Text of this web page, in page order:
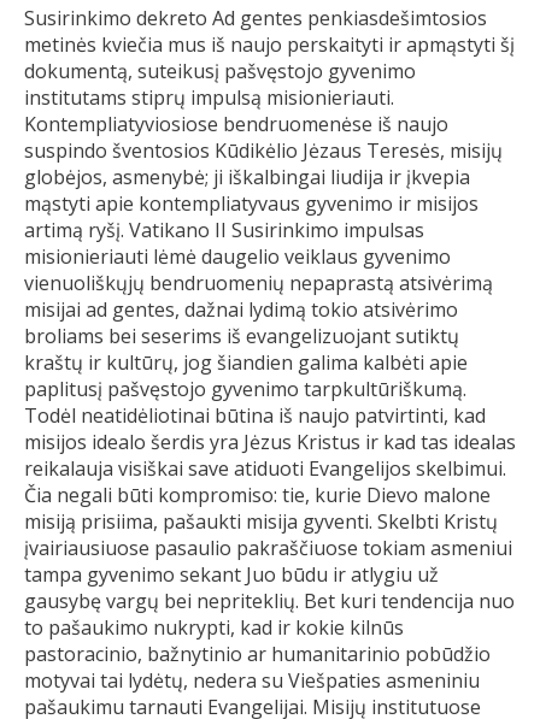
Susirinkimo dekreto Ad gentes penkiasdešimtosios
metinės kviečia mus iš naujo perskaityti ir apmąstyti šį
dokumentą, suteikusį pašvęstojo gyvenimo
institutams stiprų impulsą misionieriauti.
Kontempliatyviosiose bendruomenėse iš naujo
suspindo šventosios Kūdikėlio Jėzaus Teresės, misijų
globėjos, asmenybė; ji iškalbingai liudija ir įkvepia
mąstyti apie kontempliatyvaus gyvenimo ir misijos
artimą ryšį. Vatikano II Susirinkimo impulsas
misionieriauti lėmė daugelio veiklaus gyvenimo
vienuoliškųjų bendruomenių nepaprastą atsivėrimą
misijai ad gentes, dažnai lydimą tokio atsivėrimo
broliams bei seserims iš evangelizuojant sutiktų
kraštų ir kultūrų, jog šiandien galima kalbėti apie
paplitusį pašvęstojo gyvenimo tarpkultūriškumą.
Todėl neatidėliotinai būtina iš naujo patvirtinti, kad
misijos idealo šerdis yra Jėzus Kristus ir kad tas idealas
reikalauja visiškai save atiduoti Evangelijos skelbimui.
Čia negali būti kompromiso: tie, kurie Dievo malone
misiją prisiima, pašaukti misija gyventi. Skelbti Kristų
įvairiausiuose pasaulio pakraščiuose tokiam asmeniui
tampa gyvenimo sekant Juo būdu ir atlygiu už
gausybę vargų bei nepriteklių. Bet kuri tendencija nuo
to pašaukimo nukrypti, kad ir kokie kilnūs
pastoracinio, bažnytinio ar humanitarinio pobūdžio
motyvai tai lydėtų, nedera su Viešpaties asmeniniu
pašaukimu tarnauti Evangelijai. Misijų institutuose